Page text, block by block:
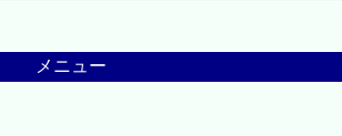
メニュー